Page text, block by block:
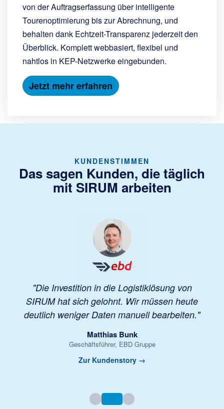
von der Auftragserfassung über intelligente
Tourenoptimierung bis zur Abrechnung, und
behalten dank Echtzeit-Transparenz jederzeit den
Überblick. Komplett webbasiert, flexibel und
nahtlos in KEP-Netzwerke eingebunden.
Jetzt mehr erfahren
KUNDENSTIMMEN
Das sagen Kunden, die täglich
mit SIRUM arbeiten
"Die Investition in die Logistiklösung von
SIRUM hat sich gelohnt. Wir müssen heute
deutlich weniger Daten manuell bearbeiten."
Matthias Bunk
Geschäftsführer, EBD Gruppe
Zur Kundenstory →